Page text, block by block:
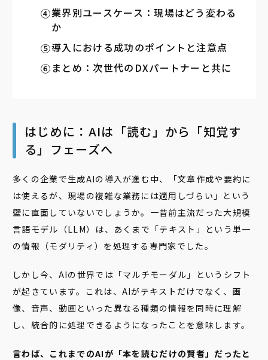
業界別ユースケース：現場はどう変わる
か
導入における成功のポイントと注意点
まとめ：次世代のDXパートナーと共に
はじめに：AIは「読む」から「知覚す
る」フェーズへ
多くの企業で生成AIの導入が進む中、「文章作成や要約に
は使えるが、現場の複雑な業務には適用しづらい」という
壁に直面していないでしょうか。一昔前主流だった大規模
言語モデル（LLM）は、あくまで「テキスト」という単一
の情報（モダリティ）を処理する専門家でした。
しかし今、AIの世界では「マルチモーダル」というシフト
が起きています。これは、AIがテキストだけでなく、画
像、音声、動画といった異なる種類の情報を同時に理解
し、統合的に処理できるようになったことを意味します。
言わば、これまでのAIが「本を読むだけの賢者」だったと